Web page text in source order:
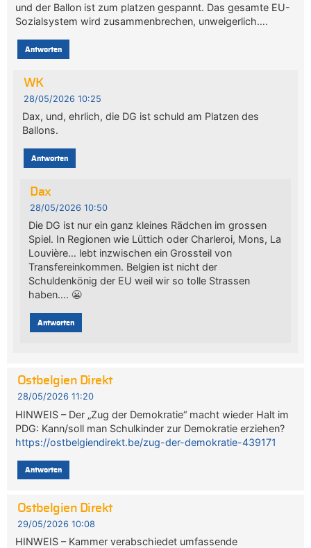
und der Ballon ist zum platzen gespannt. Das gesamte EU-
Sozialsystem wird zusammenbrechen, unweigerlich….
Antworten
WK
28/05/2026 10:25
Dax, und, ehrlich, die DG ist schuld am Platzen des
Ballons.
Antworten
Dax
28/05/2026 10:50
Die DG ist nur ein ganz kleines Rädchen im grossen
Spiel. In Regionen wie Lüttich oder Charleroi, Mons, La
Louvière… lebt inzwischen ein Grossteil von
Transfereinkommen. Belgien ist nicht der
Schuldenkönig der EU weil wir so tolle Strassen
haben…. 😬
Antworten
Ostbelgien Direkt
28/05/2026 11:20
HINWEIS – Der „Zug der Demokratie“ macht wieder Halt im
PDG: Kann/soll man Schulkinder zur Demokratie erziehen?
https://ostbelgiendirekt.be/zug-der-demokratie-439171
Antworten
Ostbelgien Direkt
29/05/2026 10:08
HINWEIS – Kammer verabschiedet umfassende